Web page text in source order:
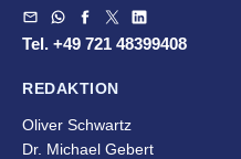
Tel. +49 721 48399408
REDAKTION
Oliver Schwartz
Dr. Michael Gebert